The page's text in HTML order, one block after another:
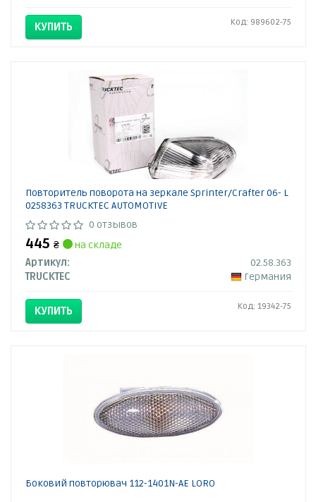
КУПИТЬ Код: 989602-75
Повторитель поворота на зеркале Sprinter/Crafter 06- L
0258363 TRUCKTEC AUTOMOTIVE
0 отзывов
445 ₴
на складе
Артикул:
02.58.363
TRUCKTEC
Германия
КУПИТЬ Код: 19342-75
Боковий повторювач 112-1401N-AE LORO